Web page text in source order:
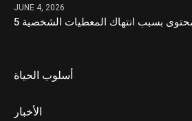
JUNE 4, 2026
بسبب انتهاك المعطيات الشخصية
أسلوب الحياة
الأخبار